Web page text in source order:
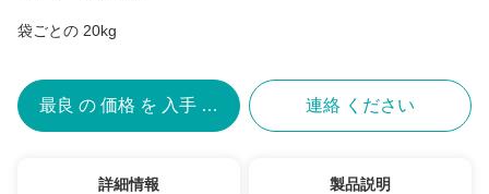
袋ごとの 20kg
最良 の 価格 を 入手 する 連絡 ください
詳細情報 製品説明